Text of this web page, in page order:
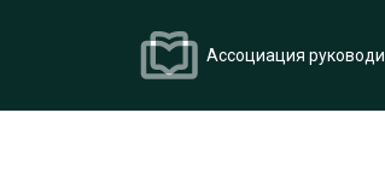
Ассоциация